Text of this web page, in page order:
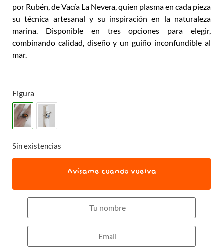
por Rubén, de Vacía La Nevera, quien plasma en cada pieza
su técnica artesanal y su inspiración en la naturaleza
marina. Disponible en tres opciones para elegir,
combinando calidad, diseño y un guiño inconfundible al
mar.
Figura
Sin existencias
Avísame cuando vuelva